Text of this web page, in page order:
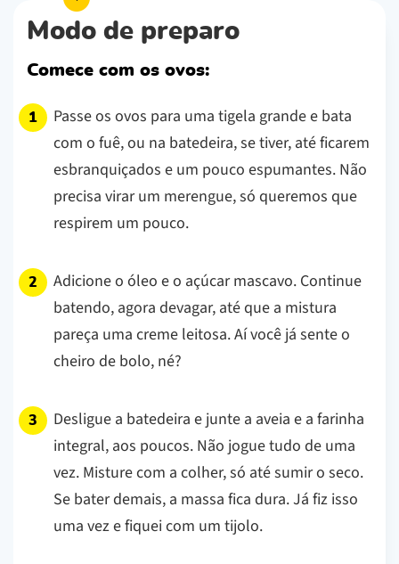
Modo de preparo
Comece com os ovos:
Passe os ovos para uma tigela grande e bata
com o fuê, ou na batedeira, se tiver, até ficarem
esbranquiçados e um pouco espumantes. Não
precisa virar um merengue, só queremos que
respirem um pouco.
Adicione o óleo e o açúcar mascavo. Continue
batendo, agora devagar, até que a mistura
pareça uma creme leitosa. Aí você já sente o
cheiro de bolo, né?
Desligue a batedeira e junte a aveia e a farinha
integral, aos poucos. Não jogue tudo de uma
vez. Misture com a colher, só até sumir o seco.
Se bater demais, a massa fica dura. Já fiz isso
uma vez e fiquei com um tijolo.